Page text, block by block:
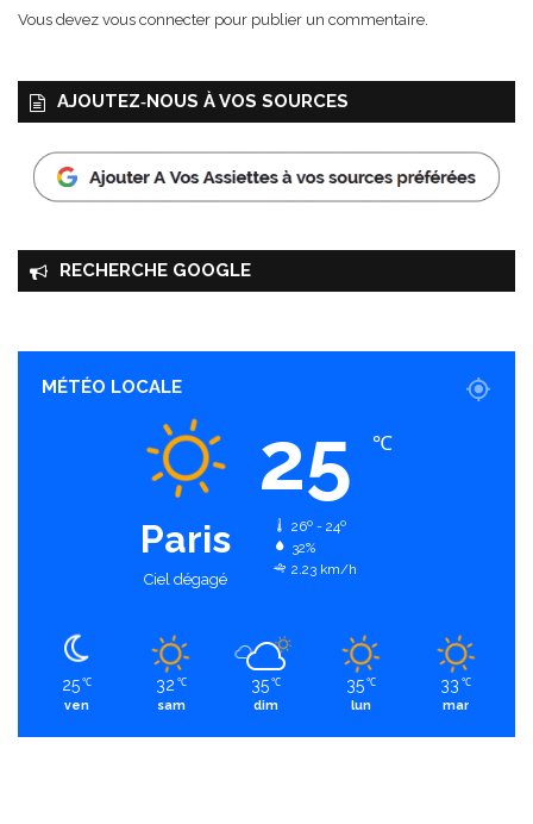
Vous devez vous connecter pour publier un commentaire.
AJOUTEZ‑NOUS À VOS SOURCES
RECHERCHE GOOGLE
MÉTÉO LOCALE
Paris
Ciel dégagé
25 ℃
26º - 24º
32%
2.23 km/h
25 ℃
ven
32 ℃
sam
35 ℃
dim
35 ℃
lun
33 ℃
mar